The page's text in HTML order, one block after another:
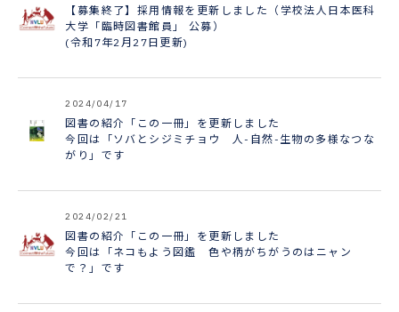
【募集終了】採用情報を更新しました（学校法人日本医科
大学「臨時図書館員」 公募）
(令和7年2月27日更新)
2024/04/17
図書の紹介「この一冊」を更新しました
今回は「ソバとシジミチョウ 人-自然-生物の多様なつな
がり」です
2024/02/21
図書の紹介「この一冊」を更新しました
今回は「ネコもよう図鑑 色や柄がちがうのはニャン
で？」です